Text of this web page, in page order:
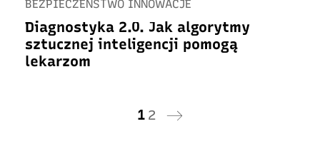
BEZPIECZEŃSTWO INNOWACJE
Diagnostyka 2.0. Jak algorytmy
sztucznej inteligencji pomogą
lekarzom
1 2